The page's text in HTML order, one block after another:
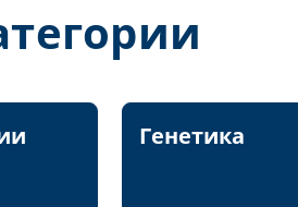
Генетика